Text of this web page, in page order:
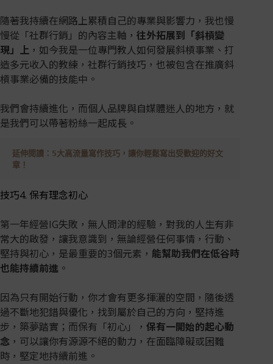
隨著我持續在網路上累積自己的專業與影響力，我也慢
慢從「社群行銷」的內容主軸， 往外拓展到「斜槓變
現」上 ，如今我是一位專門教人如何發展斜槓事業、打
造多元收入的教練，社群行銷技巧，也被包含在推廣斜
槓事業必備的技能中。
我們會持續進化，而個人品牌與自媒體迷人的地方，就
是我們可以帶著粉絲一起成長。
延伸閱讀：5大高流量寫作技巧，讓你輕鬆寫出受歡迎的好文
章！
技巧4. 保有理念初心
第一年經營IG失敗，無人問津的經驗，對我的人生有非
常大的啟發，讓我意識到，無論經營任何事情，行動、
堅持與初心，是最重要的3個元素， 能幫助我們在低谷時
也能持續前進 。
因為只有開始行動，你才會有更多揮灑的空間，隨後透
過不斷地犯錯與優化，找到屬於自己的方向，堅持進
步，築夢踏實；而保有「初心」， 保有一開始的起心動
念 ，可以讓你有源源不絕的動力，在面臨障礙或困難
時，堅定地持續前進。